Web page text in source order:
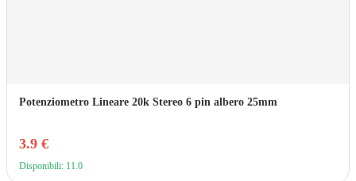
Potenziometro Lineare 20k Stereo 6 pin albero 25mm
3.9 €
Disponibili: 11.0